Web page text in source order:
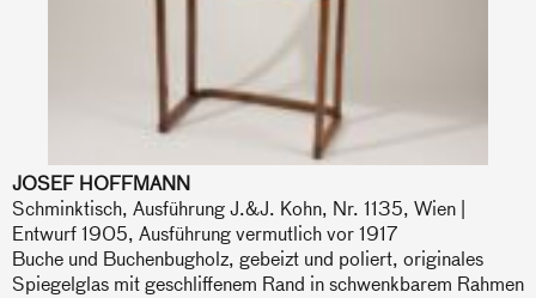
JOSEF HOFFMANN
Schminktisch, Ausführung J.&J. Kohn, Nr. 1135, Wien |
Entwurf 1905, Ausführung vermutlich vor 1917
Buche und Buchenbugholz, gebeizt und poliert, originales
Spiegelglas mit geschliffenem Rand in schwenkbarem Rahmen